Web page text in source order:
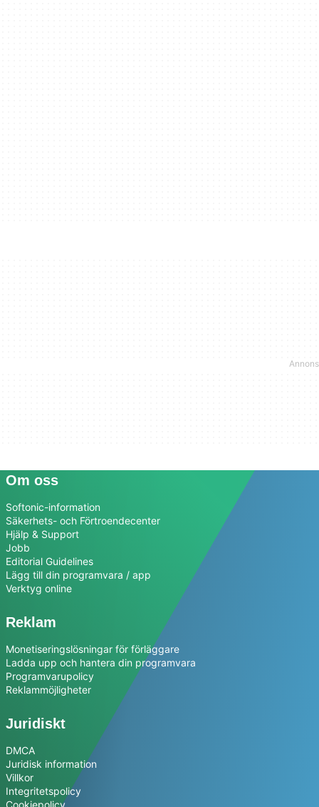
Om oss
Softonic-information
Säkerhets- och Förtroendecenter
Hjälp & Support
Jobb
Editorial Guidelines
Lägg till din programvara / app
Verktyg online
Reklam
Monetiseringslösningar för förläggare
Ladda upp och hantera din programvara
Programvarupolicy
Reklammöjligheter
Juridiskt
DMCA
Juridisk information
Villkor
Integritetspolicy
Cookiepolicy